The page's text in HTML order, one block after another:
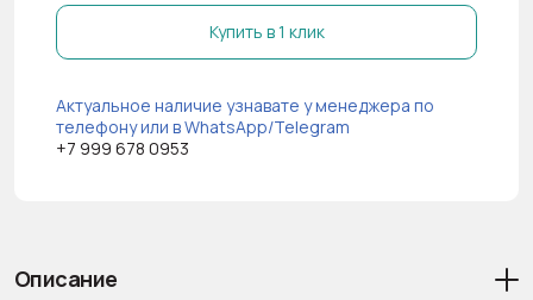
Купить в 1 клик
Актуальное наличие узнавате у менеджера по
телефону или в WhatsApp/Telegram
+7 999 678 0953
Описание